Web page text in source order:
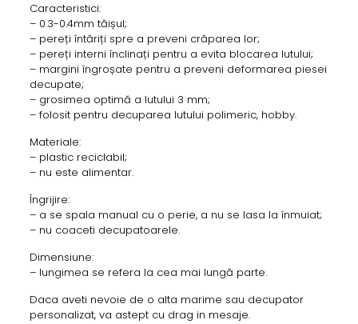
Caracteristici:
– 0.3-0.4mm tăișul;
– pereți întăriți spre a preveni crăparea lor;
– pereți interni înclinați pentru a evita blocarea lutului;
– margini îngroșate pentru a preveni deformarea piesei
decupate;
– grosimea optimă a lutului 3 mm;
– folosit pentru decuparea lutului polimeric, hobby.
Materiale:
– plastic reciclabil;
– nu este alimentar.
Îngrijire:
– a se spala manual cu o perie, a nu se lasa la înmuiat;
– nu coaceti decupatoarele.
Dimensiune:
– lungimea se refera la cea mai lungă parte.
Daca aveti nevoie de o alta marime sau decupator
personalizat, va astept cu drag in mesaje.